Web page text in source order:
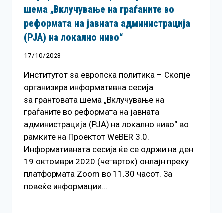
шема „Вклучување на граѓаните во
реформата на јавната администрација
(РЈА) на локално ниво“
17/10/2023
Институтот за европска политика – Скопје
организира информативна сесија
за грантовата шема „Вклучување на
граѓаните во реформата на јавната
администрација (РЈА) на локално ниво“ во
рамките на Проектот WeBER 3.0.
Информативната сесија ќе се одржи на ден
19 октомври 2020 (четврток) онлајн преку
платформата Zoom во 11.30 часот. За
повеќе информации…